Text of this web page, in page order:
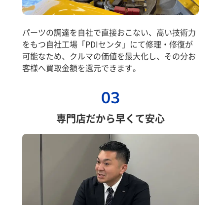
パーツの調達を自社で直接おこない、高い技術力
をもつ自社工場「PDIセンタ」にて修理・修復が
可能なため、クルマの価値を最大化し、その分お
客様へ買取金額を還元できます。
03
専門店だから早くて安心